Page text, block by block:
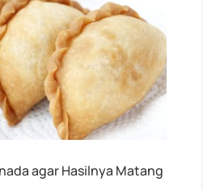
agar Hasilnya Matang